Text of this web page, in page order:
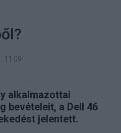
11:09
alkalmazottai
bevételeit, a Dell 46
jelentett.